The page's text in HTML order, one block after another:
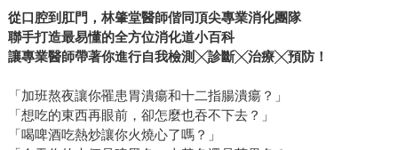
從口腔到肛門，林肇堂醫師偕同頂尖專業消化團隊
聯手打造最易懂的全方位消化道小百科
讓專業醫師帶著你進行自我檢測╳診斷╳治療╳預防！
「加班熬夜讓你罹患胃潰瘍和十二指腸潰瘍？」
「想吃的東西再眼前，卻怎麼也吞不下去？」
「喝啤酒吃熱炒讓你火燒心了嗎？」